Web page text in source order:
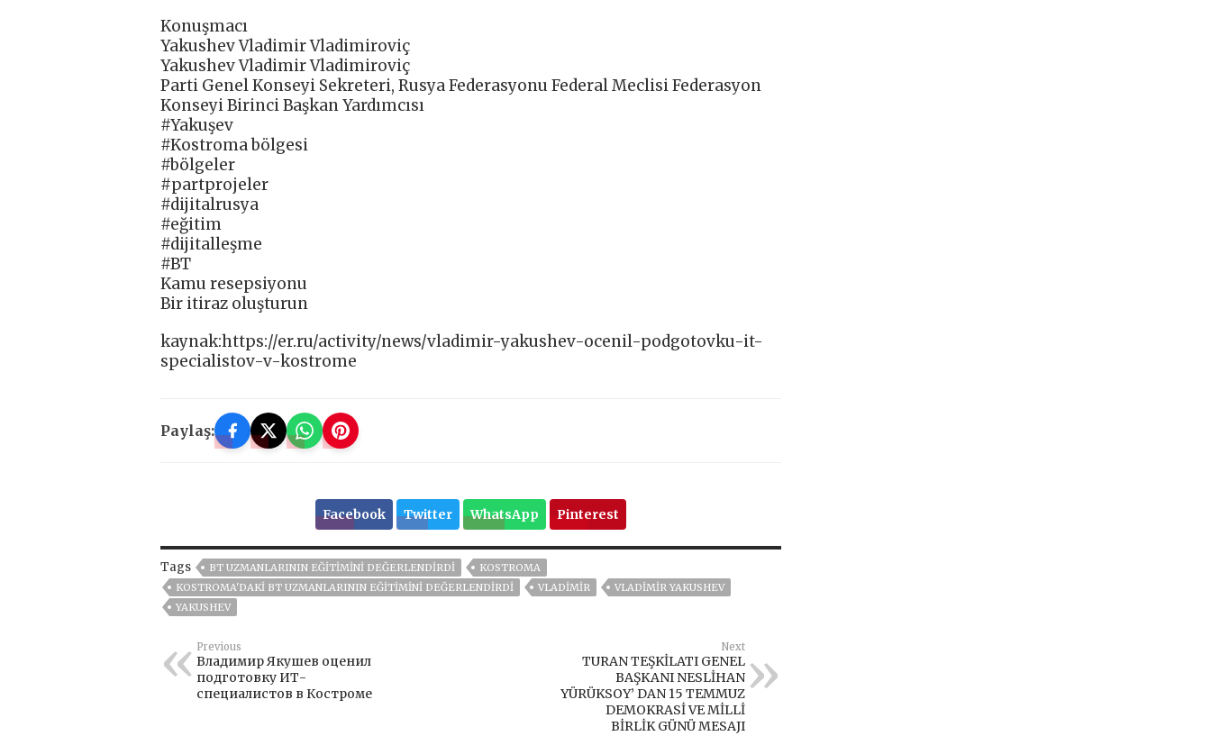
Konuşmacı
Yakushev Vladimir Vladimiroviç
Yakushev Vladimir Vladimiroviç
Parti Genel Konseyi Sekreteri, Rusya Federasyonu Federal Meclisi Federasyon
Konseyi Birinci Başkan Yardımcısı
#Yakuşev
#Kostroma bölgesi
#bölgeler
#partprojeler
#dijitalrusya
#eğitim
#dijitalleşme
#BT
Kamu resepsiyonu
Bir itiraz oluşturun
kaynak:https://er.ru/activity/news/vladimir-yakushev-ocenil-podgotovku-it-
specialistov-v-kostrome
Paylaş:
Facebook Twitter WhatsApp Pinterest
Tags BT UZMANLARININ EĞITIMINI DEĞERLENDIRDI
KOSTROMA
KOSTROMA'DAKI BT UZMANLARININ EĞITIMINI DEĞERLENDIRDI
VLADIMIR
VLADIMIR YAKUSHEV
YAKUSHEV
Previous
Владимир Якушев оценил
подготовку ИТ-
специалистов в Костроме
Next
TURAN TEŞKİLATI GENEL
BAŞKANI NESLİHAN
YÜRÜKSOY’ DAN 15 TEMMUZ
DEMOKRASİ VE MİLLİ
BİRLİK GÜNÜ MESAJI